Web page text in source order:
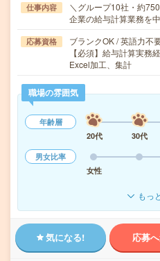
仕事内容
＼グループ10社・約
企業の給与計算業務を
応募資格
ブランクOK / 英語力不
【必須】給与計算実務
Excel加工、集計
職場の雰囲気
年齢層
20代
30代
男女比率
女性
もっ
気になる! 応募